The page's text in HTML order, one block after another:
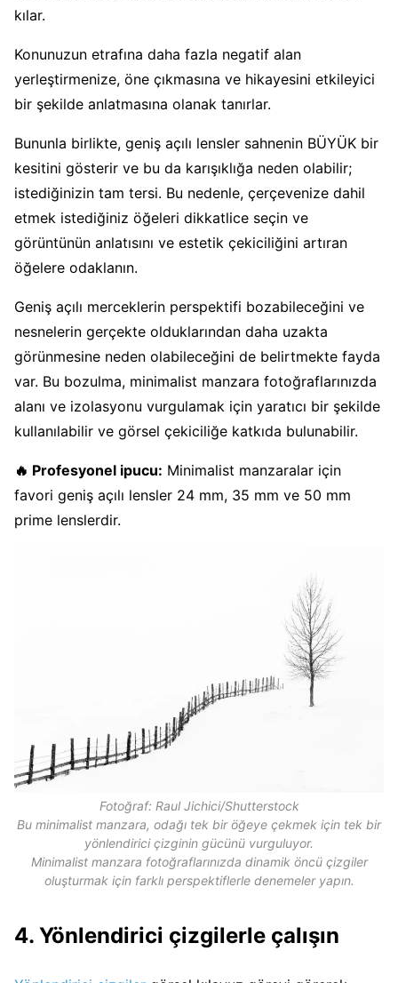
kılar.
Konunuzun etrafına daha fazla negatif alan
yerleştirmenize, öne çıkmasına ve hikayesini etkileyici
bir şekilde anlatmasına olanak tanırlar.
Bununla birlikte, geniş açılı lensler sahnenin BÜYÜK bir
kesitini gösterir ve bu da karışıklığa neden olabilir;
istediğinizin tam tersi. Bu nedenle, çerçevenize dahil
etmek istediğiniz öğeleri dikkatlice seçin ve
görüntünün anlatısını ve estetik çekiciliğini artıran
öğelere odaklanın.
Geniş açılı merceklerin perspektifi bozabileceğini ve
nesnelerin gerçekte olduklarından daha uzakta
görünmesine neden olabileceğini de belirtmekte fayda
var. Bu bozulma, minimalist manzara fotoğraflarınızda
alanı ve izolasyonu vurgulamak için yaratıcı bir şekilde
kullanılabilir ve görsel çekiciliğe katkıda bulunabilir.
🔥 Profesyonel ipucu: Minimalist manzaralar için
favori geniş açılı lensler 24 mm, 35 mm ve 50 mm
prime lenslerdir.
Fotoğraf: Raul Jichici/Shutterstock
Bu minimalist manzara, odağı tek bir öğeye çekmek için tek bir
yönlendirici çizginin gücünü vurguluyor.
Minimalist manzara fotoğraflarınızda dinamik öncü çizgiler
oluşturmak için farklı perspektiflerle denemeler yapın.
4. Yönlendirici çizgilerle çalışın